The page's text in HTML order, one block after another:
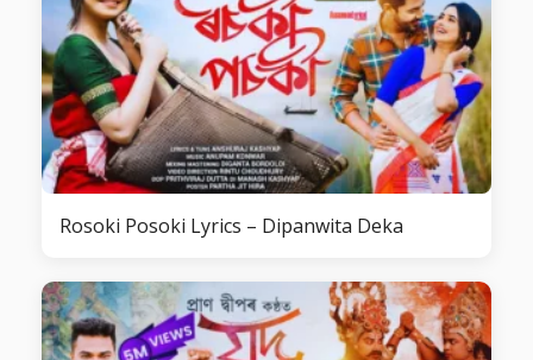
Rosoki Posoki Lyrics – Dipanwita Deka